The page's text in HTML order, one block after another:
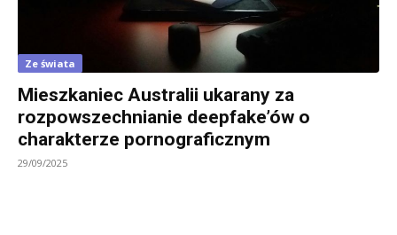
Ze świata
Mieszkaniec Australii ukarany za
rozpowszechnianie deepfake’ów o
charakterze pornograficznym
29/09/2025